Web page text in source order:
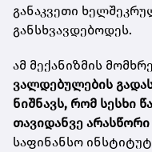
განაკვეთი
განსხვავდებოდეს.
ამ მექანიზმის
ვალდებულების
ნიშნავს, რომ სესხი
თავიდანვე
საფინანსო